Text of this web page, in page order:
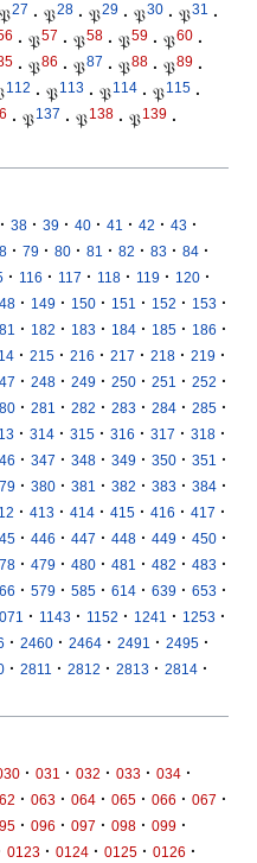
𝔓27 · 𝔓28 · 𝔓29 · 𝔓30 · 𝔓31
·
· 𝔓57 · 𝔓58 · 𝔓59 · 𝔓60 ·
· 𝔓86 · 𝔓87 · 𝔓88 · 𝔓89 ·
112 · 𝔓113 · 𝔓114 · 𝔓115 ·
· 𝔓137 · 𝔓138 · 𝔓139 ·
· 38 · 39 · 40 · 41 · 42 · 43 ·
· 79 · 80 · 81 · 82 · 83 · 84 ·
· 116 · 117 · 118 · 119 · 120 ·
· 149 · 150 · 151 · 152 · 153 ·
· 182 · 183 · 184 · 185 · 186 ·
· 215 · 216 · 217 · 218 · 219 ·
· 248 · 249 · 250 · 251 · 252 ·
· 281 · 282 · 283 · 284 · 285 ·
· 314 · 315 · 316 · 317 · 318 ·
· 347 · 348 · 349 · 350 · 351 ·
· 380 · 381 · 382 · 383 · 384 ·
· 413 · 414 · 415 · 416 · 417 ·
· 446 · 447 · 448 · 449 · 450 ·
· 479 · 480 · 481 · 482 · 483 ·
· 579 · 585 · 614 · 639 · 653 ·
· 1143 · 1152 · 1241 · 1253 ·
· 2460 · 2464 · 2491 · 2495 ·
· 2811 · 2812 · 2813 · 2814 ·
· 031 · 032 · 033 · 034 ·
· 063 · 064 · 065 · 066 · 067 ·
· 096 · 097 · 098 · 099 ·
0123 · 0124 · 0125 · 0126 ·